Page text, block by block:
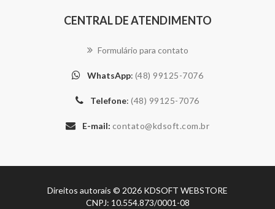
CENTRAL DE ATENDIMENTO
Formulário para contato
WhatsApp: (48) 99125-7076
Telefone:(48) 99125-7076
E-mail:
Direitos autorais © 2026 KDSOFT WEBSTORE
CNPJ: 10.554.873/0001-08